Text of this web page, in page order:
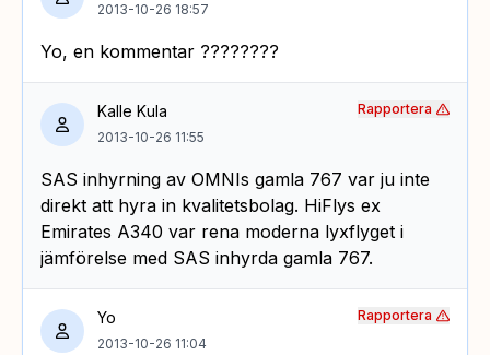
2013-10-26 18:57
Yo, en kommentar ????????
Kalle Kula
2013-10-26 11:55
SAS inhyrning av OMNIs gamla 767 var ju inte
direkt att hyra in kvalitetsbolag. HiFlys ex
Emirates A340 var rena moderna lyxflyget i
jämförelse med SAS inhyrda gamla 767.
Rapportera
Yo
2013-10-26 11:04
Rapportera